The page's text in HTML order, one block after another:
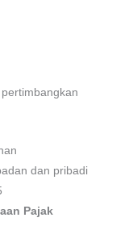
dan pribadi
Pajak